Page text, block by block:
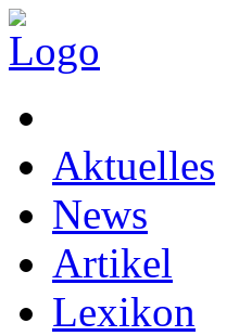
Aktuelles
News
Artikel
Lexikon